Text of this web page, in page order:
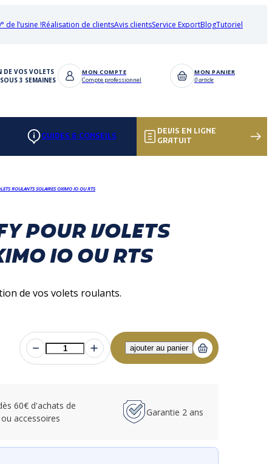
de l’usine !Réalisation de clientsAvis clientsService ExportBlogTutoriel
DE VOS VOLETS
3 SEMAINES
MON COMPTE
Compte professionnel
MON PANIER
0 article
GUIDES & CONSEILS
DEVIS EN LIGNE
GRATUIT
ROULANTS SOLAIRES OXIMO IO OU RTS
POUR VOLETS
IO OU RTS
de vos volets roulants.
60€ d'achats de
accessoires
Garantie 2 ans